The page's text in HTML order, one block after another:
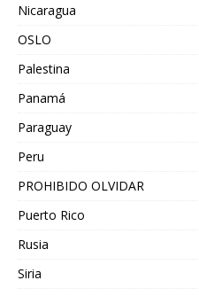
Nicaragua
OSLO
Palestina
Panamá
Paraguay
Peru
PROHIBIDO OLVIDAR
Puerto Rico
Rusia
Siria